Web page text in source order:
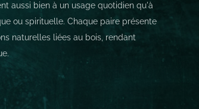
aussi bien à un usage quotidien qu'à
ou spirituelle. Chaque paire présente
naturelles liées au bois, rendant